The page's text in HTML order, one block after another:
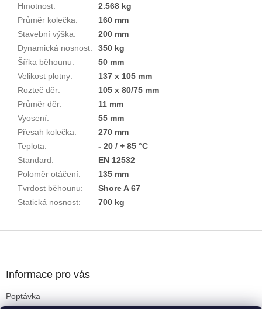
Hmotnost:
2.568 kg
Průměr kolečka:
160 mm
Stavební výška:
200 mm
Dynamická nosnost:
350 kg
Šířka běhounu:
50 mm
Velikost plotny:
137 x 105 mm
Rozteč děr:
105 x 80/75 mm
Průměr děr:
11 mm
Vyosení:
55 mm
Přesah kolečka:
270 mm
Teplota:
- 20 / + 85 °C
Standard:
EN 12532
Poloměr otáčení:
135 mm
Tvrdost běhounu:
Shore A 67
Statická nosnost: 700 kg
Informace pro vás
Poptávka